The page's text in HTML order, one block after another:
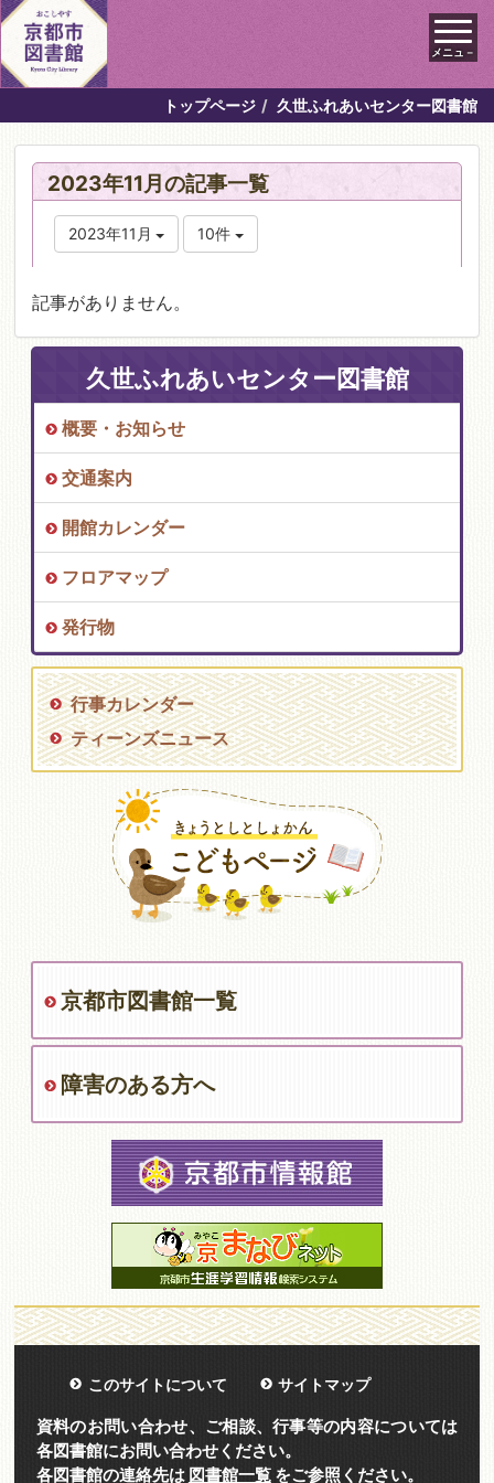
メニュ－
トップページ 久世ふれあいセンター図書館
2023年11月の記事一覧
2023年11月 10件
記事がありません。
久世ふれあいセンター図書館
概要・お知らせ
交通案内
開館カレンダー
フロアマップ
発行物
行事カレンダー
ティーンズニュース
京都市図書館一覧
障害のある方へ
このサイトについて サイトマップ
資料のお問い合わせ、ご相談、行事等の内容については
各図書館にお問い合わせください。
各図書館の連絡先は 図書館一覧をご参照ください。